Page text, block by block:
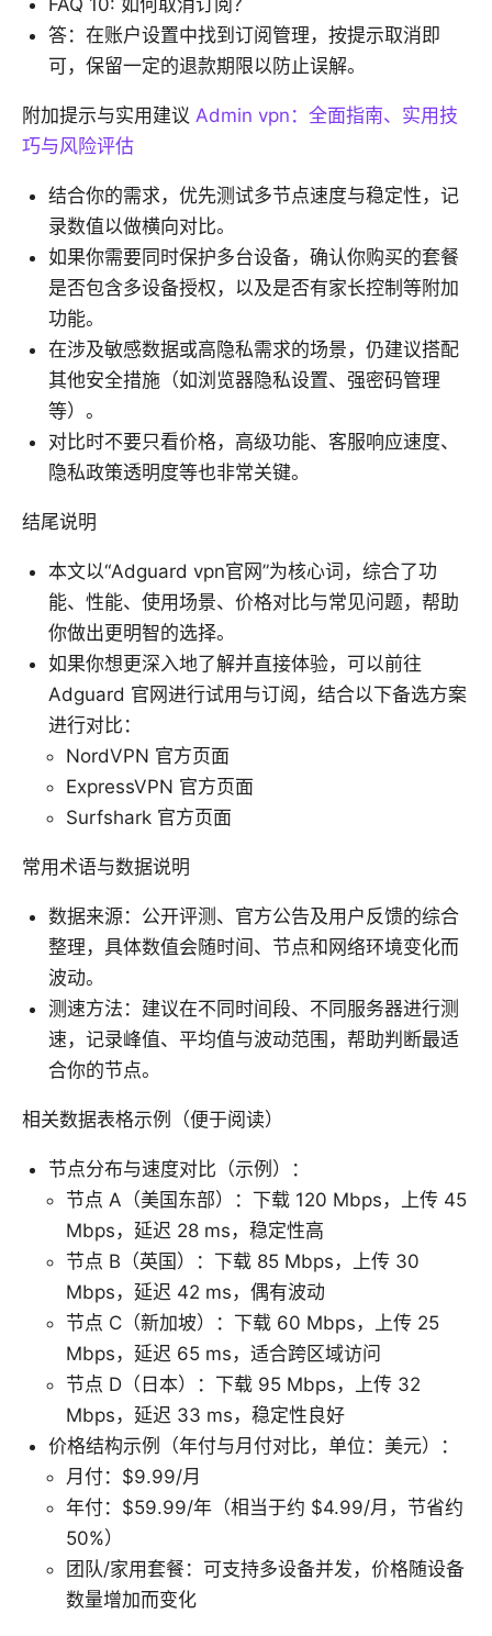
FAQ 10: 如何取消订阅？
答：在账户设置中找到订阅管理，按提示取消即
可，保留一定的退款期限以防止误解。
附加提示与实用建议 Admin vpn：全面指南、实用技
巧与风险评估
结合你的需求，优先测试多节点速度与稳定性，记
录数值以做横向对比。
如果你需要同时保护多台设备，确认你购买的套餐
是否包含多设备授权，以及是否有家长控制等附加
功能。
在涉及敏感数据或高隐私需求的场景，仍建议搭配
其他安全措施（如浏览器隐私设置、强密码管理
等）。
对比时不要只看价格，高级功能、客服响应速度、
隐私政策透明度等也非常关键。
结尾说明
本文以“Adguard vpn官网”为核心词，综合了功
能、性能、使用场景、价格对比与常见问题，帮助
你做出更明智的选择。
如果你想更深入地了解并直接体验，可以前往
Adguard 官网进行试用与订阅，结合以下备选方案
进行对比：
NordVPN 官方页面
ExpressVPN 官方页面
Surfshark 官方页面
常用术语与数据说明
数据来源：公开评测、官方公告及用户反馈的综合
整理，具体数值会随时间、节点和网络环境变化而
波动。
测速方法：建议在不同时间段、不同服务器进行测
速，记录峰值、平均值与波动范围，帮助判断最适
合你的节点。
相关数据表格示例（便于阅读）
节点分布与速度对比（示例）：
节点 A（美国东部）：下载 120 Mbps，上传 45
Mbps，延迟 28 ms，稳定性高
节点 B（英国）：下载 85 Mbps，上传 30
Mbps，延迟 42 ms，偶有波动
节点 C（新加坡）：下载 60 Mbps，上传 25
Mbps，延迟 65 ms，适合跨区域访问
节点 D（日本）：下载 95 Mbps，上传 32
Mbps，延迟 33 ms，稳定性良好
价格结构示例（年付与月付对比，单位：美元）：
月付：$9.99/月
年付：$59.99/年（相当于约 $4.99/月，节省约
50%）
团队/家用套餐：可支持多设备并发，价格随设备
数量增加而变化